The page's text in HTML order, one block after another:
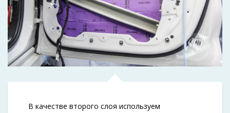
В качестве второго слоя используем